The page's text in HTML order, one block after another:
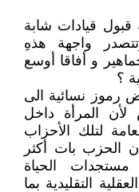
قبول قيادات شابة
وتتصدر واجهة هذهِ
و أفاقا أوسع
؟
رموز نسائية الى
لأن المرأة داخل
لتلك الأحزاب
الحزب بات أكثر
الحياة
التقليدية بما